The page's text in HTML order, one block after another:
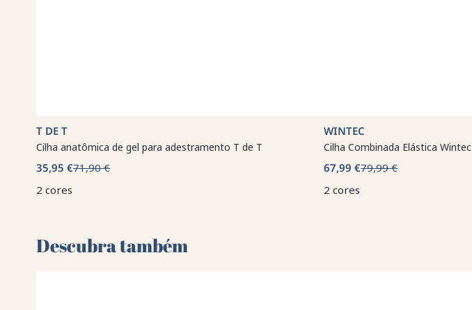
T DE T
Cilha anatômica de gel para adestramento T de T
35,95 €71,90 €
2 cores
WINTEC
Cilha Combinada Elástica Wintec
67,99 €79,99 €
2 cores
Descubra também 🌻